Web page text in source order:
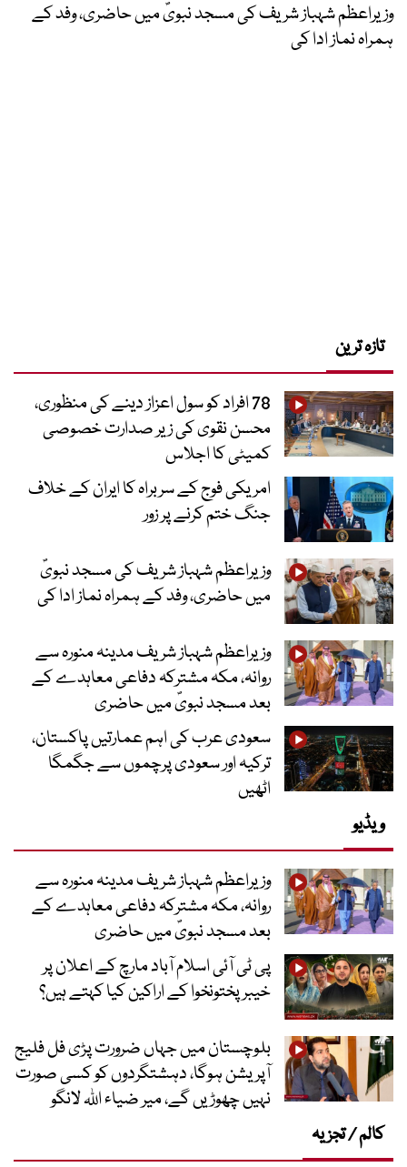
وزیراعظم شہباز شریف کی مسجد نبویؐ میں حاضری، وفد کے
ہمراہ نماز ادا کی
تازہ ترین
78 افراد کو سول اعزاز دینے کی منظوری،
محسن نقوی کی زیر صدارت خصوصی
کمیٹی کا اجلاس
امریکی فوج کے سربراہ کا ایران کے خلاف
جنگ ختم کرنے پر زور
وزیراعظم شہباز شریف کی مسجد نبویؐ
میں حاضری، وفد کے ہمراہ نماز ادا کی
وزیراعظم شہباز شریف مدینہ منورہ سے
روانہ، مکہ مشترکہ دفاعی معاہدے کے
بعد مسجد نبویؐ میں حاضری
سعودی عرب کی اہم عمارتیں پاکستان،
ترکیہ اور سعودی پرچموں سے جگمگا
اٹھیں
ویڈیو
وزیراعظم شہباز شریف مدینہ منورہ سے
روانہ، مکہ مشترکہ دفاعی معاہدے کے
بعد مسجد نبویؐ میں حاضری
پی ٹی آئی اسلام آباد مارچ کے اعلان پر
خیبر پختونخوا کے اراکین کیا کہتے ہیں؟
بلوچستان میں جہاں ضرورت پڑی فل فلیج
آپریشن ہوگا، دہشتگردوں کو کسی صورت
نہیں چھوڑیں گے، میر ضیاء اللہ لانگو
کالم / تجزیہ